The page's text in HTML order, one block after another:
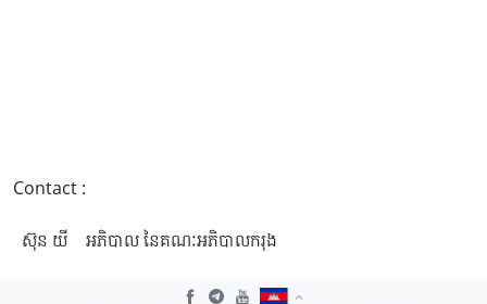
Contact :
ស៊ុន យី អភិបាល នៃគណៈអភិបាលករុង